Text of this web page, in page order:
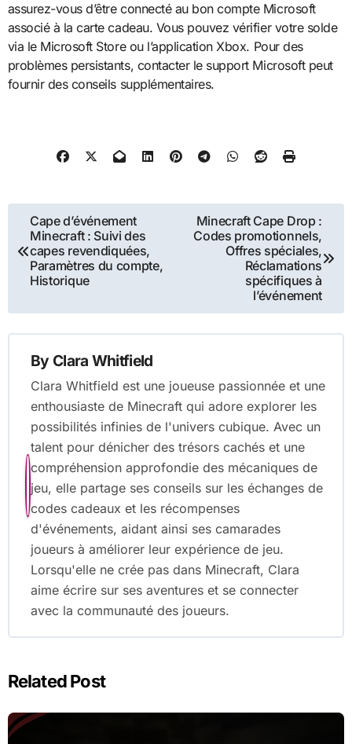
assurez-vous d’être connecté au bon compte Microsoft
associé à la carte cadeau. Vous pouvez vérifier votre solde
via le Microsoft Store ou l’application Xbox. Pour des
problèmes persistants, contacter le support Microsoft peut
fournir des conseils supplémentaires.
Post
navigation
Cape d’événement
Minecraft : Suivi des
capes revendiquées,
Paramètres du compte,
Historique
Minecraft Cape Drop :
Codes promotionnels,
Offres spéciales,
Réclamations
spécifiques à
l’événement
By Clara Whitfield
Clara Whitfield est une joueuse passionnée et une
enthousiaste de Minecraft qui adore explorer les
possibilités infinies de l'univers cubique. Avec un
talent pour dénicher des trésors cachés et une
compréhension approfondie des mécaniques de
jeu, elle partage ses conseils sur les échanges de
codes cadeaux et les récompenses
d'événements, aidant ainsi ses camarades
joueurs à améliorer leur expérience de jeu.
Lorsqu'elle ne crée pas dans Minecraft, Clara
aime écrire sur ses aventures et se connecter
avec la communauté des joueurs.
Related Post